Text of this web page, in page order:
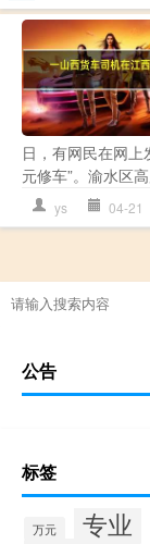
日，有网民在网
元修车”。渝水区
ys 04-21
公告
标签
万元 专业